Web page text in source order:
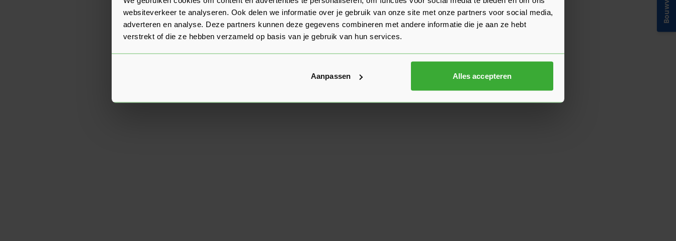
websiteverkeer te analyseren. Ook delen we informatie over je gebruik van onze site met onze partners voor social media,
adverteren en analyse. Deze partners kunnen deze gegevens combineren met andere informatie die je aan ze hebt
verstrekt of die ze hebben verzameld op basis van je gebruik van hun services.
Aanpassen Alles accepteren